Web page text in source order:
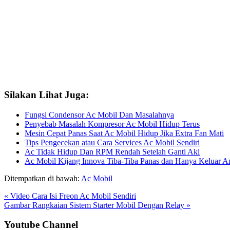
Silakan Lihat Juga:
Fungsi Condensor Ac Mobil Dan Masalahnya
Penyebab Masalah Kompresor Ac Mobil Hidup Terus
Mesin Cepat Panas Saat Ac Mobil Hidup Jika Extra Fan Mati
Tips Pengecekan atau Cara Services Ac Mobil Sendiri
Ac Tidak Hidup Dan RPM Rendah Setelah Ganti Aki
Ac Mobil Kijang Innova Tiba-Tiba Panas dan Hanya Keluar
Ditempatkan di bawah: Ac Mobil
Previous
Post:
« Video Cara Isi Freon Ac Mobil Sendiri
Next
Gambar Rangkaian Sistem Starter Mobil Dengan Relay »
Sidebar
Youtube Channel